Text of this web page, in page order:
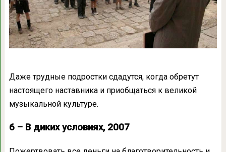
Даже трудные подростки сдадутся, когда обретут
настоящего наставника и приобщаться к великой
музыкальной культуре.
6 – В диких условиях, 2007